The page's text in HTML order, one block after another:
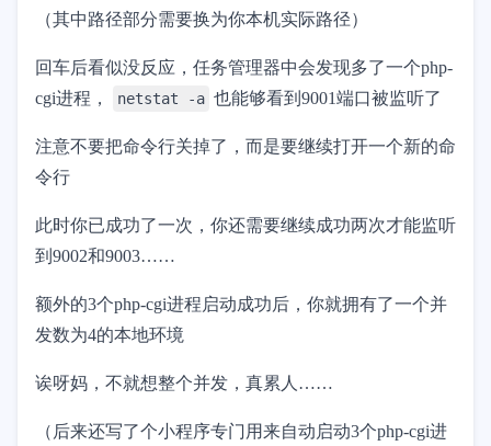
（其中路径部分需要换为你本机实际路径）
回车后看似没反应，任务管理器中会发现多了一个php-
cgi进程，
netstat -a 也能够看到9001端口被监听了
注意不要把命令行关掉了，而是要继续打开一个新的命
令行
此时你已成功了一次，你还需要继续成功两次才能监听
到9002和9003……
额外的3个php-cgi进程启动成功后，你就拥有了一个并
发数为4的本地环境
诶呀妈，不就想整个并发，真累人……
（后来还写了个小程序专门用来自动启动3个php-cgi进